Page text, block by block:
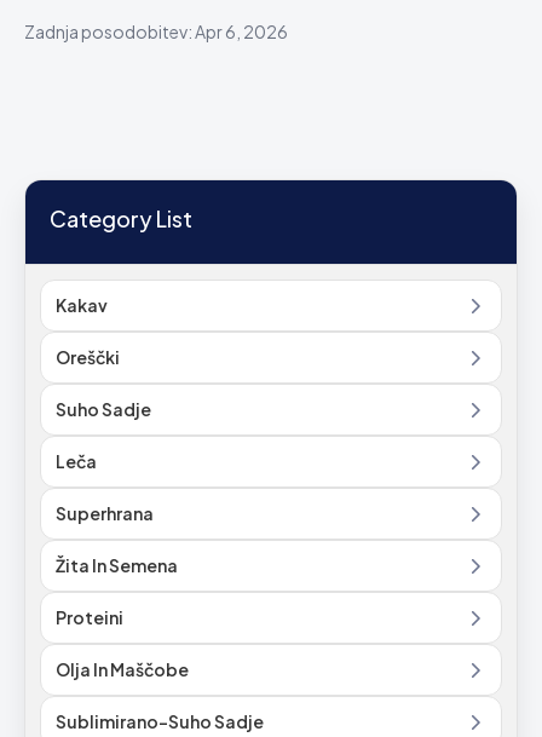
Zadnja posodobitev: Apr 6, 2026
Category List
Kakav
Oreščki
Suho Sadje
Leča
Superhrana
Žita In Semena
Proteini
Olja In Maščobe
Sublimirano-Suho Sadje